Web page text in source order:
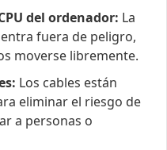
del ordenador: La
fuera de peligro,
moverse libremente.
Los cables están
eliminar el riesgo de
a personas o